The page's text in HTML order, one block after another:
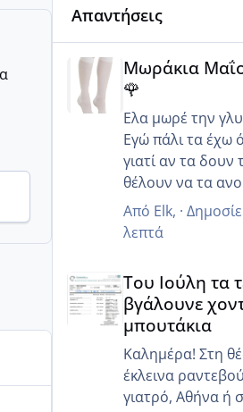
Απαντήσεις
Μωράκια Μαΐου 2026 🌸🌻🌹
Μωράκια
🌹
Ελα μωρέ την
Εγώ πάλι τα έχω
γιατί αν τα δουν
θέλουν να τα
δεν θα μείνει
Ωω θα πάτε να
μου να
Από Elk, ·
λεπτά
Του Ιούλη τα
βγάλουνε
μπουτάκια
Καλημέρα! Στη
έκλεινα
γιατρό, Αθήνα ή σε κάποια άλλη